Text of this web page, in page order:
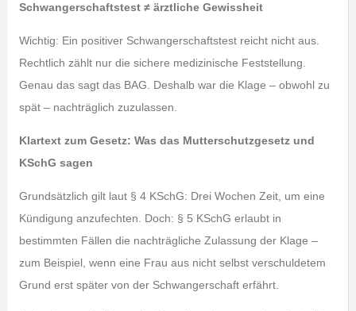
Schwangerschaftstest ≠ ärztliche Gewissheit
Wichtig: Ein positiver Schwangerschaftstest reicht nicht aus.
Rechtlich zählt nur die sichere medizinische Feststellung.
Genau das sagt das BAG. Deshalb war die Klage – obwohl zu
spät – nachträglich zuzulassen.
Klartext zum Gesetz: Was das Mutterschutzgesetz und
KSchG sagen
Grundsätzlich gilt laut § 4 KSchG: Drei Wochen Zeit, um eine
Kündigung anzufechten. Doch: § 5 KSchG erlaubt in
bestimmten Fällen die nachträgliche Zulassung der Klage –
zum Beispiel, wenn eine Frau aus nicht selbst verschuldetem
Grund erst später von der Schwangerschaft erfährt.